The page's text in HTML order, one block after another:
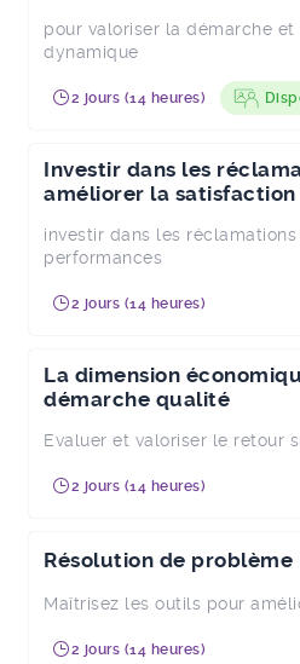
pour valoriser la démarche et
dynamique
2 jours (14 heures)
Investir dans les
améliorer la
investir dans les
performances
2 jours (14 heures)
La dimension
démarche qualité
Evaluer et valoriser le retour
2 jours (14 heures)
Résolution de problème
Maîtrisez les outils pour
2 jours (14 heures)